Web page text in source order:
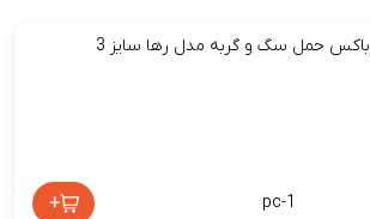
باکس حمل سگ و گربه مدل رها سایز 3
pc-1
+